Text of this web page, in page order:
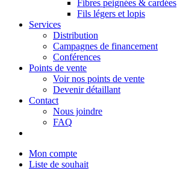
Fibres peignées & cardées
Fils légers et lopis
Services
Distribution
Campagnes de financement
Conférences
Points de vente
Voir nos points de vente
Devenir détaillant
Contact
Nous joindre
FAQ
Mon compte
Liste de souhait